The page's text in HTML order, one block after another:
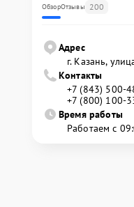
ОбзорОтзывы 200
Адрес
г. Казань,
Контакты
+7 (843) 500-
+7 (800) 100-
Время работы
Работаем с